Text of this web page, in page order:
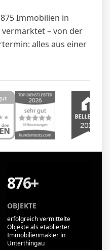
Immobilien in
– von der
alles aus einer
876+
OBJEKTE
erfolgreich vermittelte
Objekte als etablierter
Immobilienmakler in
Unterthingau